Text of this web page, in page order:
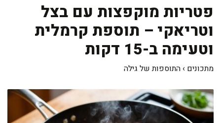
פטריות מוקפצות עם בצל
וטריאקי – תוספת קרמלית
וטעימה ב-15 דקות
מתכונים › התוספות של גילה